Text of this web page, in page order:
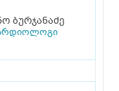
ბურჯანაძე